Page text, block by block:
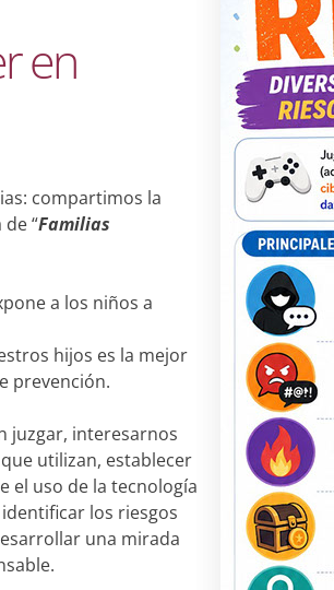
en
compartimos la
“Familias
a los niños a
hijos es la mejor
prevención.
juzgar, interesarnos
utilizan, establecer
el uso de la tecnología
los riesgos
una mirada